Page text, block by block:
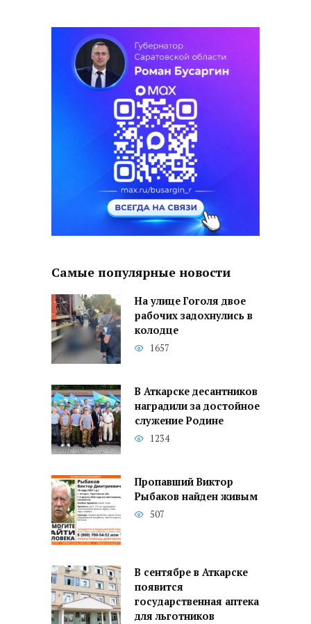
Самые популярные новости
На улице Гоголя двое
рабочих задохнулись в
колодце
1657
В Аткарске десантников
наградили за достойное
служение Родине
1234
Пропавший Виктор
Рыбаков найден живым
507
В сентябре в Аткарске
появится
государственная аптека
для льготников